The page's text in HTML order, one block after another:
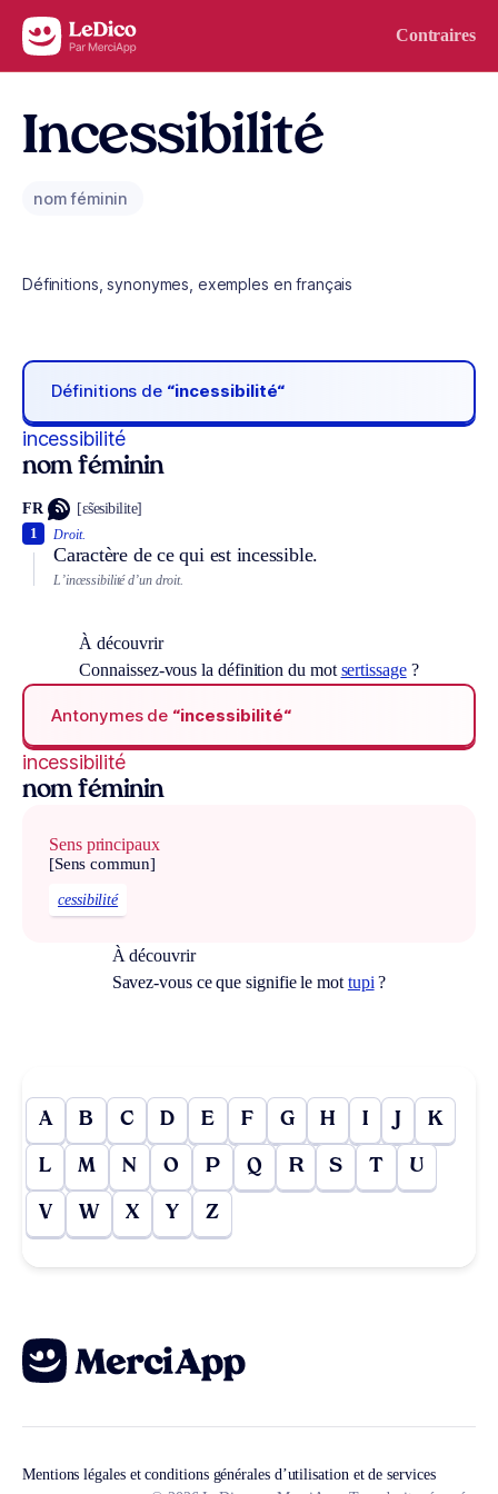
Aller au contenu Contraires
Incessibilité
nom féminin
Définitions, synonymes, exemples en français
Définitions de “incessibilité“
incessibilité
nom féminin
FR [ɛ̃sesibilite]
Droit.
Caractère de ce qui est incessible.
1
L’incessibilité d’un droit.
À découvrir
Connaissez-vous la définition du mot sertissage?
Antonymes de “incessibilité“
incessibilité
nom féminin
Sens principaux
[Sens commun]
cessibilité
À découvrir
Savez-vous ce que signifie le mot tupi ?
A B C D E F G H I J K
L M N O P Q R S T U
V W X Y Z
Mentions légales et conditions générales d’utilisation et de services